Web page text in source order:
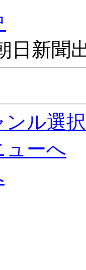
日新聞
ンル選
ューへ